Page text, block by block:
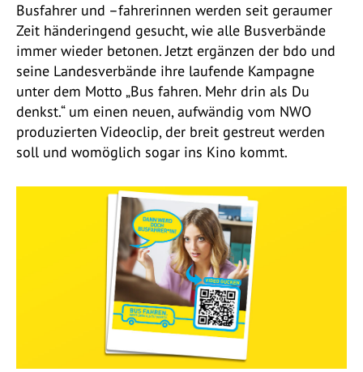
Busfahrer und –fahrerinnen werden seit geraumer
Zeit händeringend gesucht, wie alle Busverbände
immer wieder betonen. Jetzt ergänzen der bdo und
seine Landesverbände ihre laufende Kampagne
unter dem Motto „Bus fahren. Mehr drin als Du
denkst.“ um einen neuen, aufwändig vom NWO
produzierten Videoclip, der breit gestreut werden
soll und womöglich sogar ins Kino kommt.